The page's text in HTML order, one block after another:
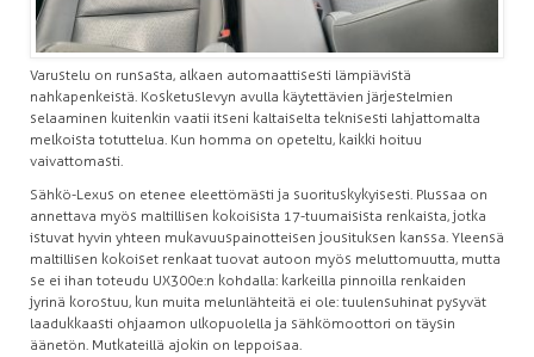
Varustelu on runsasta, alkaen automaattisesti lämpiävistä
nahkapenkeistä. Kosketuslevyn avulla käytettävien järjestelmien
selaaminen kuitenkin vaatii itseni kaltaiselta teknisesti lahjattomalta
melkoista totuttelua. Kun homma on opeteltu, kaikki hoituu
vaivattomasti.
Sähkö-Lexus on etenee eleettömästi ja suorituskykyisesti. Plussaa on
annettava myös maltillisen kokoisista 17-tuumaisista renkaista, jotka
istuvat hyvin yhteen mukavuuspainotteisen jousituksen kanssa. Yleensä
maltillisen kokoiset renkaat tuovat autoon myös meluttomuutta, mutta
se ei ihan toteudu UX300e:n kohdalla: karkeilla pinnoilla renkaiden
jyrinä korostuu, kun muita melunlähteitä ei ole: tuulensuhinat pysyvät
laadukkaasti ohjaamon ulkopuolella ja sähkömoottori on täysin
äänetön. Mutkateillä ajokin on leppoisaa.